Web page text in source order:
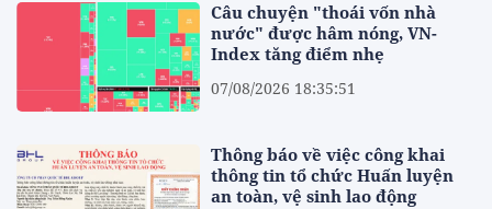
Câu chuyện "thoái vốn nhà
nước" được hâm nóng, VN-
Index tăng điểm nhẹ
07/08/2026 18:35:51
Thông báo về việc công khai
thông tin tổ chức Huấn luyện
an toàn, vệ sinh lao động